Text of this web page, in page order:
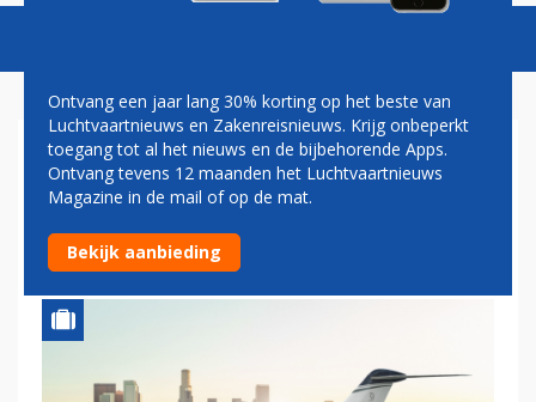
PILOOT VAN GECRASHTE
BUSINESS JET WAS
BEWUSTELOOS
Ontvang een jaar lang 30% korting op het beste van
Luchtvaartnieuws en Zakenreisnieuws. Krijg onbeperkt
toegang tot al het nieuws en de bijbehorende Apps.
Ontvang tevens 12 maanden het Luchtvaartnieuws
Magazine in de mail of op de mat.
Bekijk aanbieding